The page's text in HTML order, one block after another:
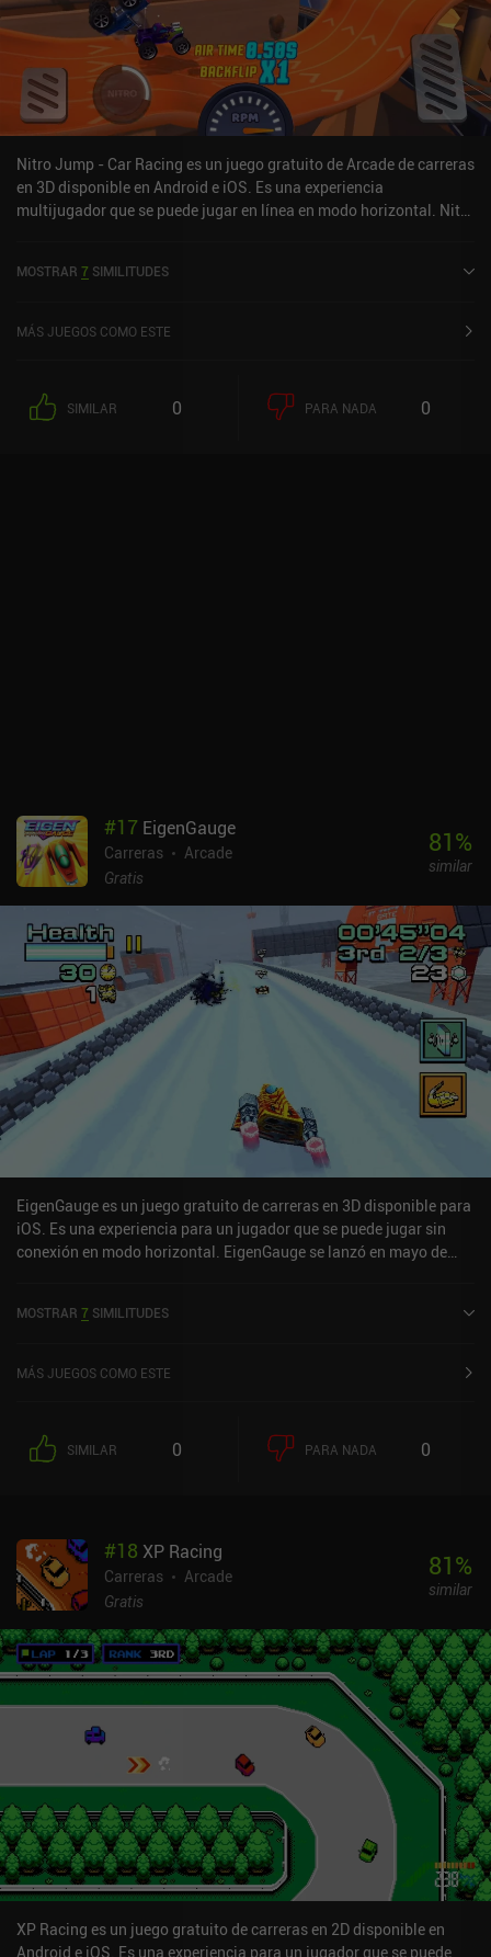
Nitro Jump - Car Racing es un juego gratuito de Arcade de carreras
en 3D disponible en Android e iOS. Es una experiencia
multijugador que se puede jugar en línea en modo horizontal. Nitro
en la App Store de iOS.
MOSTRAR 7 SIMILITUDES
MÁS JUEGOS COMO ESTE
SIMILAR 0 PARA NADA 0
#17 EigenGauge
Carreras
Arcade
Gratis
81%
similar
EigenGauge es un juego gratuito de carreras en 3D disponible para
iOS. Es una experiencia para un jugador que se puede jugar sin
conexión en modo horizontal. EigenGauge se lanzó en mayo de
MOSTRAR 7 SIMILITUDES
MÁS JUEGOS COMO ESTE
SIMILAR 0 PARA NADA 0
#18 XP Racing
Carreras
Arcade
Gratis
81%
similar
XP Racing es un juego gratuito de carreras en 2D disponible en
Android e iOS. Es una experiencia para un jugador que se puede